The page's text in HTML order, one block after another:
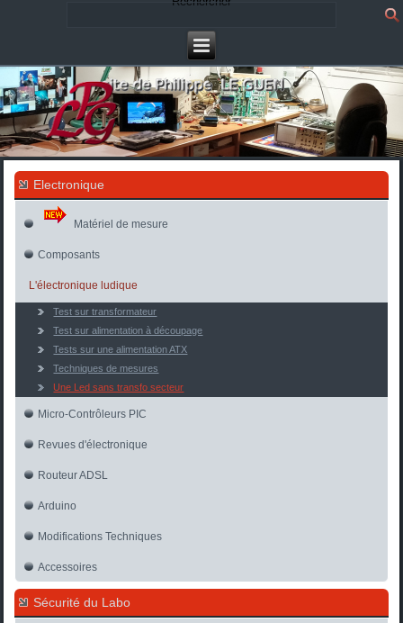
Electronique
Matériel de mesure
Composants
L'électronique ludique
Test sur transformateur
Test sur alimentation à découpage
Tests sur une alimentation ATX
Techniques de mesures
Une Led sans transfo secteur
Micro-Contrôleurs PIC
Revues d'électronique
Routeur ADSL
Arduino
Modifications Techniques
Accessoires
Sécurité du Labo